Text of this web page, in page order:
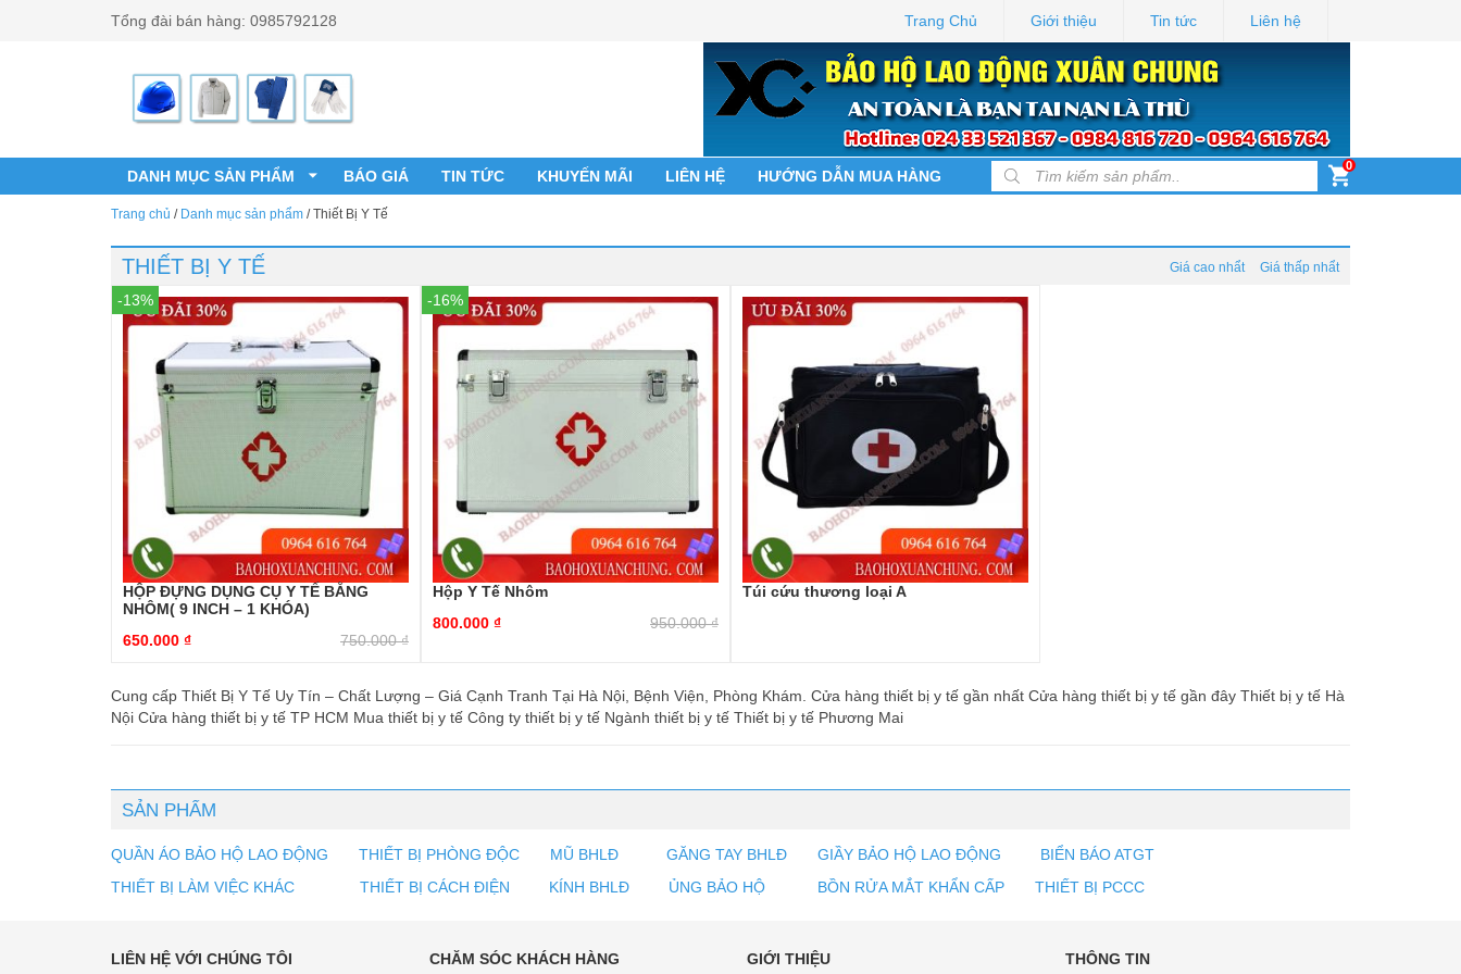
Tổng đài bán hàng: 0985792128 Trang Chủ Giới thiệu Tin tức Liên hệ
DANH MỤC SẢN PHẨM BÁO GIÁ TIN TỨC KHUYẾN MÃI LIÊN HỆ HƯỚNG DẪN MUA HÀNG Products search 0
Trang chủ / Danh mục sản phẩm /Thiết Bị Y Tế
THIẾT BỊ Y TẾ Giá cao nhẩt Giá thấp nhẩt
-13%
HỘP ĐỰNG DỤNG CỤ Y TẾ BẰNG
NHÔM( 9 INCH – 1 KHÓA)
750.000₫
650.000 ₫
-16%
Hộp Y Tế Nhôm
950.000₫
800.000 ₫
Túi cứu thương loại A
Cung cấp Thiết Bị Y Tế Uy Tín – Chất Lượng – Giá Cạnh Tranh Tại Hà Nội, Bệnh Viện, Phòng Khám. Cửa hàng thiết bị y tế gần nhất Cửa hàng thiết bị y tế gần đây Thiết bị y tế Hà
Nội Cửa hàng thiết bị y tế TP HCM Mua thiết bị y tế Công ty thiết bị y tế Ngành thiết bị y tế Thiết bị y tế Phương Mai
SẢN PHẨM
QUẦN ÁO BẢO HỘ LAO ĐỘNG THIẾT BỊ PHÒNG ĐỘC MŨ BHLĐ GĂNG TAY BHLĐ GIẦY BẢO HỘ LAO ĐỘNG
BIỂN BÁO ATGT
THIẾT BỊ LÀM VIỆC KHÁC
THIẾT BỊ CÁCH ĐIỆN KÍNH BHLĐ ỦNG BẢO HỘ BỒN RỬA MẮT KHẨN CẤP THIẾT BỊ PCCC
LIÊN HỆ VỚI CHÚNG TÔI CHĂM SÓC KHÁCH HÀNG GIỚI THIỆU THÔNG TIN